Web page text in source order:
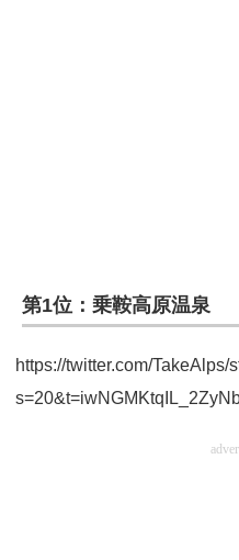
ITエンジニア向け専門サイト
IT製品の技術・比較・事例
製造業のIT導入・活用を支援
第1位：乗鞍高原温泉
https://twitter.com/